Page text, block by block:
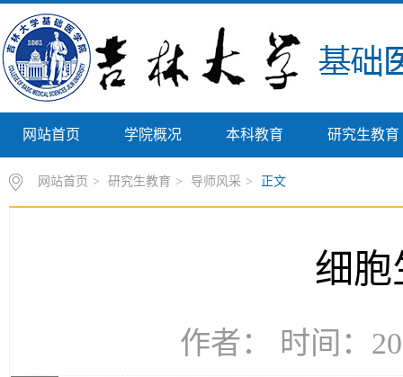
网站首页 学院概况 本科教育 研究生教育
网站首页 > 研究生教育 > 导师风采 > 正文
细胞
作者： 时间：